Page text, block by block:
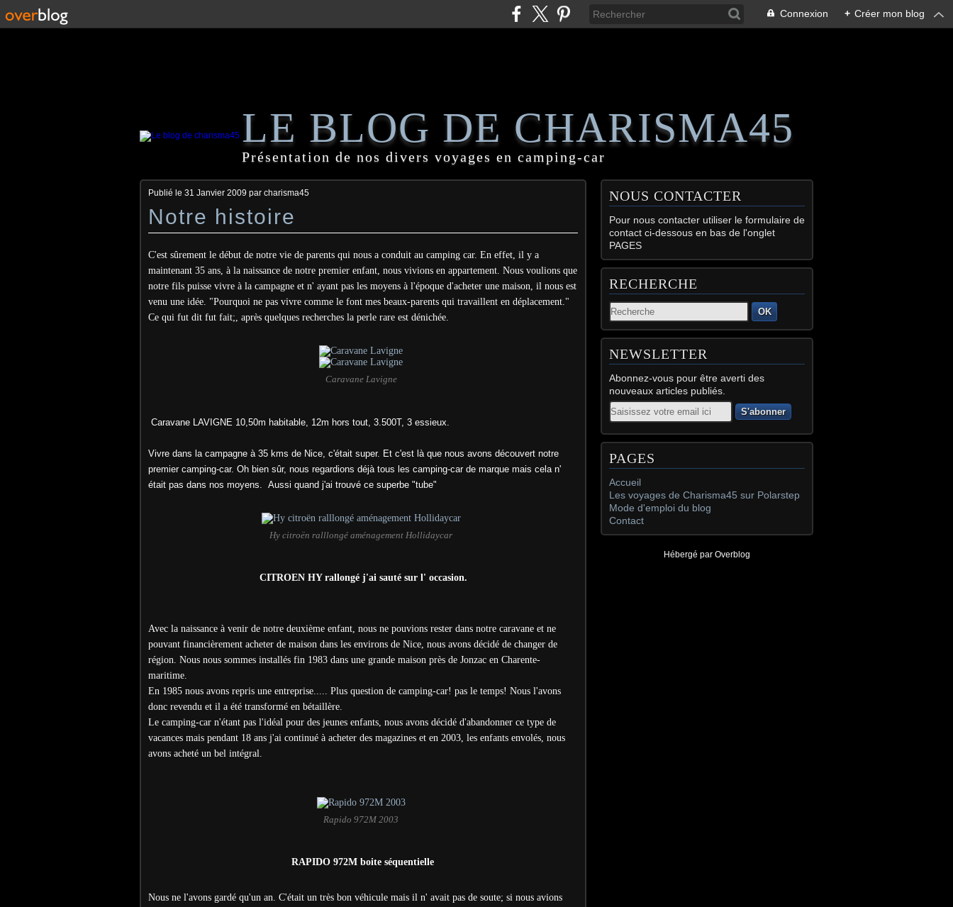
Connexion + Créer mon blog
LE BLOG DE CHARISMA45
Présentation de nos divers voyages en camping-car
Publié le 31 Janvier 2009 par charisma45
Notre histoire
C'est sûrement le début de notre vie de parents qui nous a conduit au camping car. En effet, il y a
maintenant 35 ans, à la naissance de notre premier enfant, nous vivions en appartement. Nous voulions que
notre fils puisse vivre à la campagne et n' ayant pas les moyens à l'époque d'acheter une maison, il nous est
venu une idée. "Pourquoi ne pas vivre comme le font mes beaux-parents qui travaillent en déplacement."
Ce qui fut dit fut fait;, après quelques recherches la perle rare est dénichée.
Caravane Lavigne
Caravane LAVIGNE 10,50m habitable, 12m hors tout, 3.500T, 3 essieux.
Vivre dans la campagne à 35 kms de Nice, c'était super. Et c'est là que nous avons découvert notre
premier camping-car. Oh bien sûr, nous regardions déjà tous les camping-car de marque mais cela n'
était pas dans nos moyens. Aussi quand j'ai trouvé ce superbe "tube"
Hy citroën ralllongé aménagement Hollidaycar
CITROEN HY rallongé j'ai sauté sur l' occasion.
Avec la naissance à venir de notre deuxième enfant, nous ne pouvions rester dans notre caravane et ne
pouvant financièrement acheter de maison dans les environs de Nice, nous avons décidé de changer de
région. Nous nous sommes installés fin 1983 dans une grande maison près de Jonzac en Charente-
maritime.
En 1985 nous avons repris une entreprise..... Plus question de camping-car! pas le temps! Nous l'avons
donc revendu et il a été transformé en bétaillère.
Le camping-car n'étant pas l'idéal pour des jeunes enfants, nous avons décidé d'abandonner ce type de
vacances mais pendant 18 ans j'ai continué à acheter des magazines et en 2003, les enfants envolés, nous
avons acheté un bel intégral.
Rapido 972M 2003
RAPIDO 972M boite séquentielle
Nous ne l'avons gardé qu'un an. C'était un très bon véhicule mais il n' avait pas de soute; si nous avions
NOUS CONTACTER
Pour nous contacter utiliser le formulaire de
contact ci-dessous en bas de l'onglet
PAGES
RECHERCHE
OK
NEWSLETTER
Abonnez-vous pour être averti des
nouveaux articles publiés.
Email
PAGES
Accueil
Les voyages de Charisma45 sur Polarstep
Mode d'emploi du blog
Contact
Hébergé par Overblog